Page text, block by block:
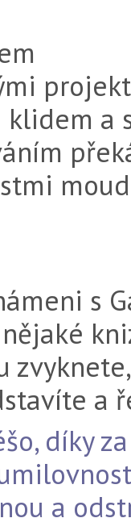
a
s
a
díky
a